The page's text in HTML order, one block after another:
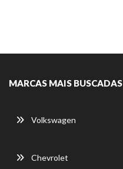
MARCAS MAIS BUSCADAS
Volkswagen
Chevrolet